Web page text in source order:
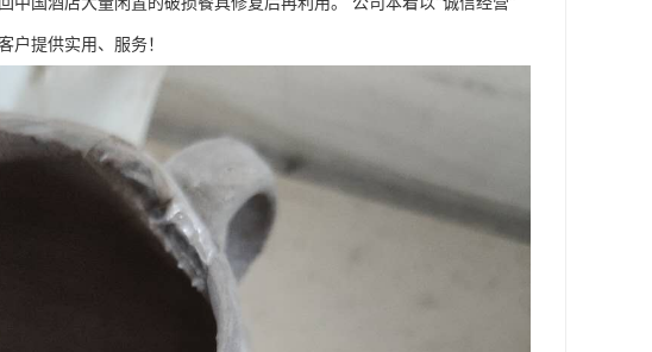
户提供实用、服务！